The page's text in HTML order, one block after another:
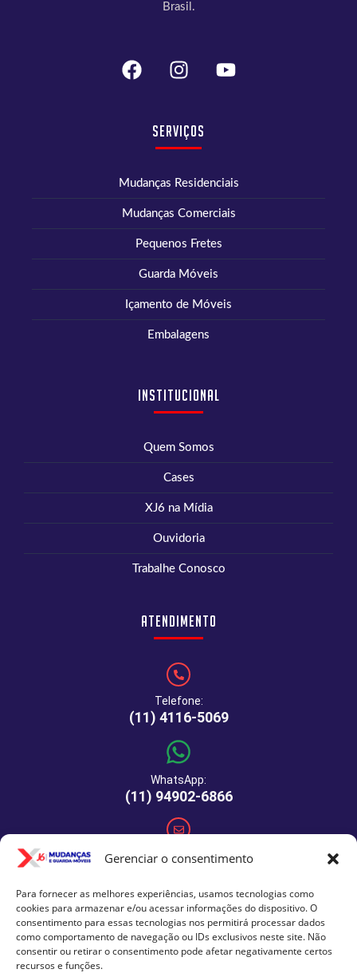
Gerenciar o consentimento
Para fornecer as melhores experiências, usamos tecnologias como
cookies para armazenar e/ou acessar informações do dispositivo. O
consentimento para essas tecnologias nos permitirá processar dados
como comportamento de navegação ou IDs exclusivos neste site. Não
consentir ou retirar o consentimento pode afetar negativamente certos
recursos e funções.
Brasil.
Serviços
Mudanças Residenciais
Mudanças Comerciais
Pequenos Fretes
Guarda Móveis
Içamento de Móveis
Embalagens
Institucional
Quem Somos
Cases
XJ6 na Mídia
Ouvidoria
Trabalhe Conosco
Atendimento
Telefone:
(11) 4116-5069
WhatsApp:
(11) 94902-6866
E-mail:
Rua Manuel de Macedo, 64 - São Paulo - SP - CEP: 04459-
290